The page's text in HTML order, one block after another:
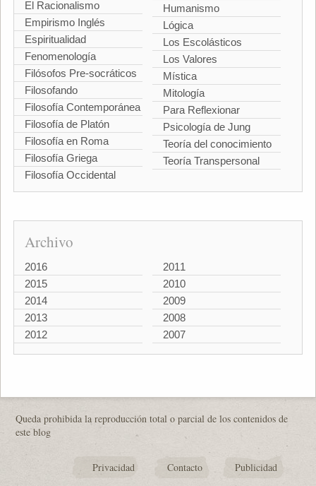
El Racionalismo
Empirismo Inglés
Espiritualidad
Fenomenología
Filósofos Pre-socráticos
Filosofando
Filosofía Contemporánea
Filosofía de Platón
Filosofía en Roma
Filosofía Griega
Filosofía Occidental
Humanismo
Lógica
Los Escolásticos
Los Valores
Mística
Mitología
Para Reflexionar
Psicología de Jung
Teoría del conocimiento
Teoría Transpersonal
Archivo
2016
2015
2014
2013
2012
2011
2010
2009
2008
2007
Queda prohibida la reproducción total o parcial de los contenidos de
este blog
Privacidad Contacto Publicidad